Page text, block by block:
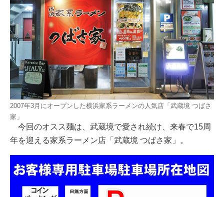
2007年3月にオープンした横浜家系ラーメンの人気店「武蔵境 つばさ
家」
今回のオスス麺は、武蔵境で愛され続け、来春で15周
年を迎える家系ラーメン店「武蔵境 つばさ家」。